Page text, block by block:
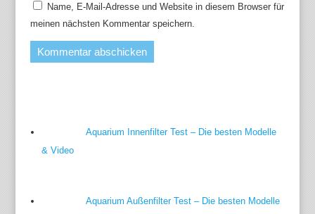
Name, E-Mail-Adresse und Website in diesem Browser für
meinen nächsten Kommentar speichern.
Aquarium Innenfilter Test – Die besten Modelle
& Video
Aquarium Außenfilter Test – Die besten Modelle